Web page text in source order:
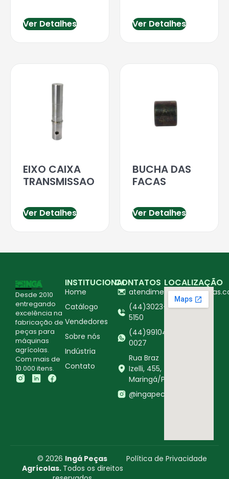
Ver Detalhes Ver Detalhes
EIXO CAIXA
TRANSMISSAO
Ver Detalhes
BUCHA DAS
FACAS
Ver Detalhes
Desde 2010
entregando
excelência na
fabricação de
peças para
máquinas
agrícolas.
Com mais de
10.000 itens.
INSTITUCIONAL
Home
Catálogo
Vendedores
Sobre nós
Indústria
Contato
CONTATOS
(44)3023-
5150
(44)99104-
0027
Rua Braz
Izelli, 455,
Maringá/PR
@ingapecasagricolas
LOCALIZAÇÃO
© 2026 Ingá Peças
Agrícolas. Todos os direitos
Política de Privacidade